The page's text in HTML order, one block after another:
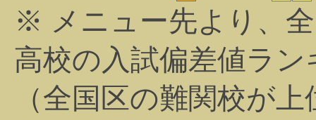
※ メニュー先より、
高校の入試偏差値ラ
（全国区の難関校が